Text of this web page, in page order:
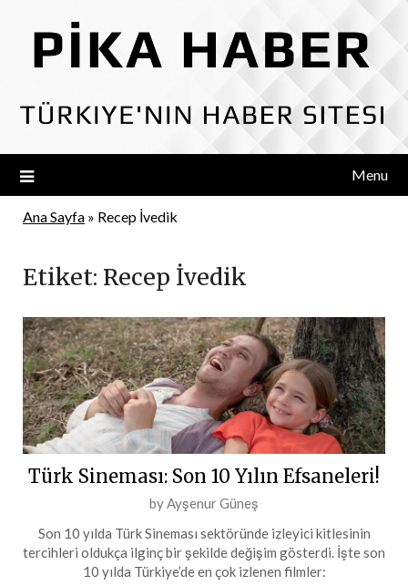
content
Menu
Ana Sayfa » Recep İvedik
Etiket: Recep İvedik
Türk Sineması: Son 10 Yılın Efsaneleri!
Posted
on
11
Temmuz
byAyşenur Güneş
Son 10 yılda Türk Sineması sektöründe izleyici kitlesinin
tercihleri oldukça ilginç bir şekilde değişim gösterdi. İşte son
10 yılda Türkiye’de en çok izlenen filmler: